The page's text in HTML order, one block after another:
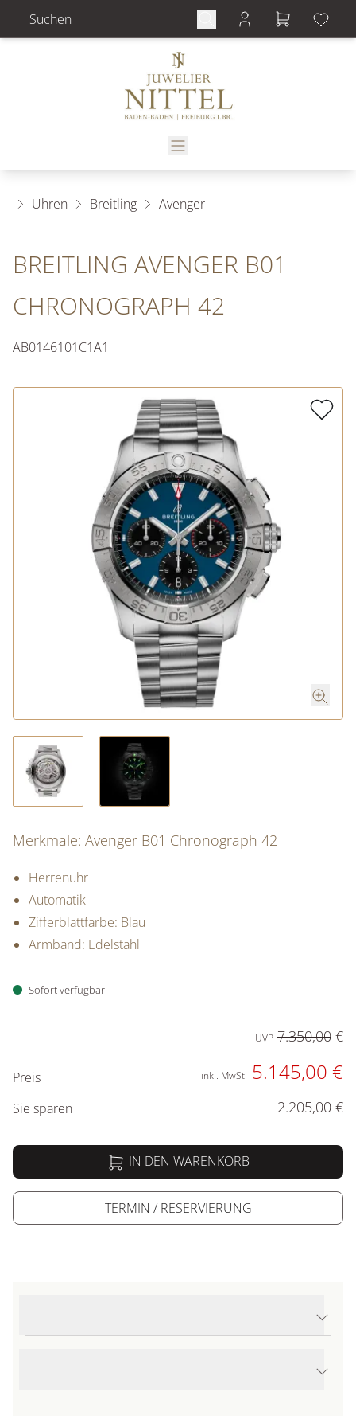
Uhren Breitling Avenger
BREITLING AVENGER B01
CHRONOGRAPH 42
AB0146101C1A1
Merkmale: Avenger B01 Chronograph 42
Herrenuhr
Automatik
Zifferblattfarbe: Blau
Armband: Edelstahl
Sofort verfügbar
Preis
UVP 7.350,00 €
inkl. MwSt. 5.145,00 €
Sie sparen 2.205,00 €
IN DEN WARENKORB
TERMIN / RESERVIERUNG